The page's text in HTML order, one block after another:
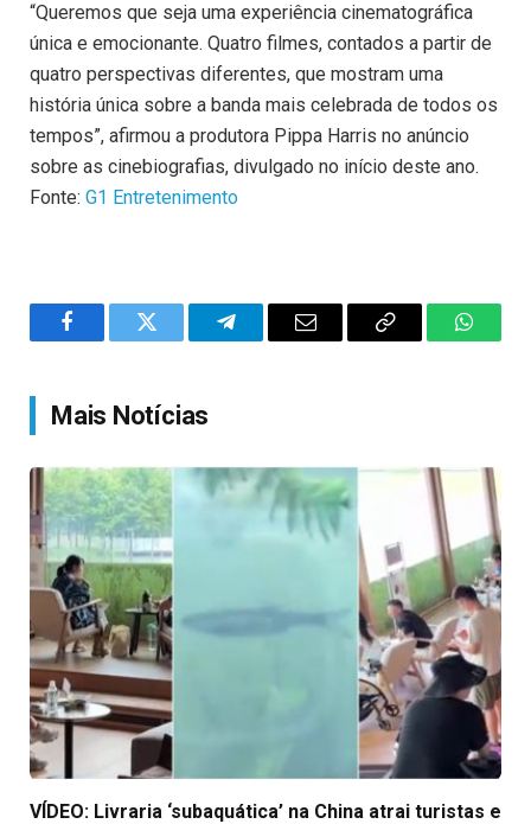
“Queremos que seja uma experiência cinematográfica
única e emocionante. Quatro filmes, contados a partir de
quatro perspectivas diferentes, que mostram uma
história única sobre a banda mais celebrada de todos os
tempos”, afirmou a produtora Pippa Harris no anúncio
sobre as cinebiografias, divulgado no início deste ano.
Fonte: G1 Entretenimento
FacebookTwitter TelegramEmail
Copy
Mais Notícias
VÍDEO: Livraria ‘subaquática’ na China atrai turistas e